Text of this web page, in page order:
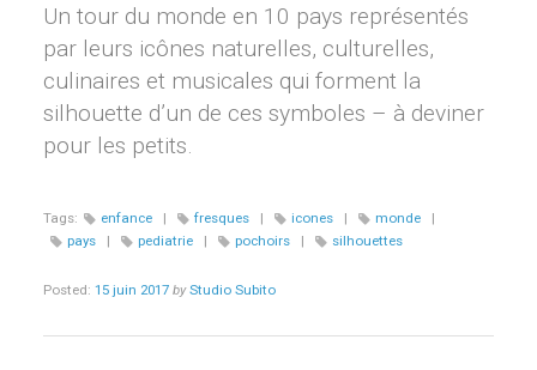
Un tour du monde en 10 pays représentés
par leurs icônes naturelles, culturelles,
culinaires et musicales qui forment la
silhouette d’un de ces symboles – à deviner
pour les petits.
Tags: enfance | fresques | icones | monde
|
pays
| pediatrie | pochoirs | silhouettes
Posted: 15 juin 2017 by Studio Subito